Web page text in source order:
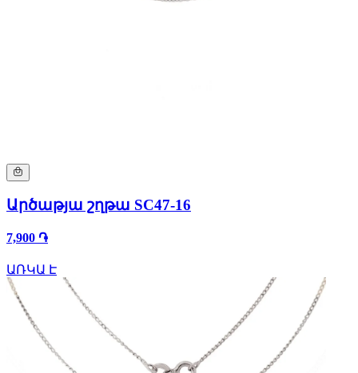
Արծաթյա շղթա SC47-16
7,900 ֏
ԱՌԿԱ Է